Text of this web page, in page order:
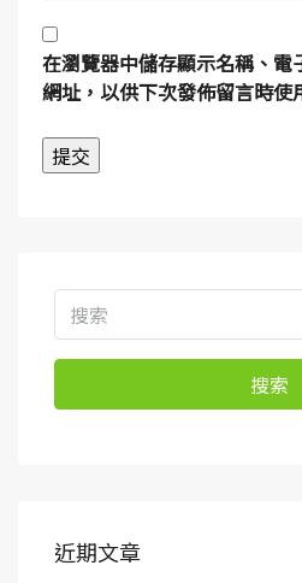
在瀏覽器中儲存顯示名稱、電
網址，以供下次發佈留言時使
搜索
近期文章